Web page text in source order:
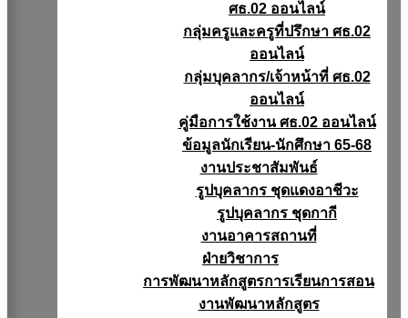
ศธ.02 ออนไลน์
กลุ่มครูและครูที่ปรึกษา ศธ.02
ออนไลน์
กลุ่มบุคลากร/เจ้าหน้าที่ ศธ.02
ออนไลน์
คู่มือการใช้งาน ศธ.02 ออนไลน์
ข้อมูลนักเรียน-นักศึกษา 65-68
งานประชาสัมพันธ์
รูปบุคลากร ชุดแดงอาชีวะ
รูปบุคลากร ชุดกากี
งานอาคารสถานที่
ฝ่ายวิชาการ
การพัฒนาหลักสูตรการเรียนการสอน
งานพัฒนาหลักสูตร